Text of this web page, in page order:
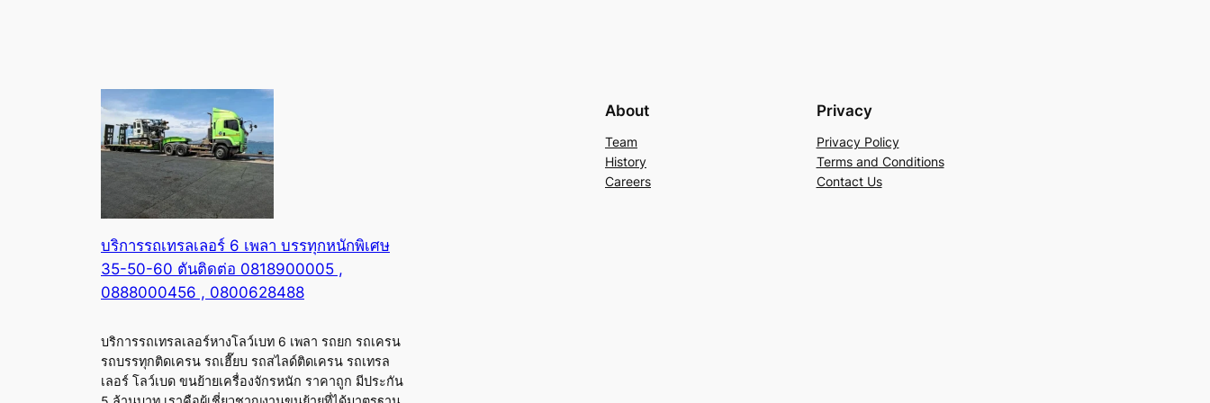
บริการรถเทรลเลอร์ 6 เพลา บรรทุกหนักพิเศษ
35-50-60 ตันติดต่อ 0818900005 ,
0888000456 , 0800628488
บริการรถเทรลเลอร์หางโลว์เบท 6 เพลา รถยก รถเครน
รถบรรทุกติดเครน รถเฮี๊ยบ รถสไลด์ติดเครน รถเทรล
เลอร์ โลว์เบด ขนย้ายเครื่องจักรหนัก ราคาถูก มีประกัน
About
Team
History
Careers
Privacy
Privacy Policy
Terms and Conditions
Contact Us